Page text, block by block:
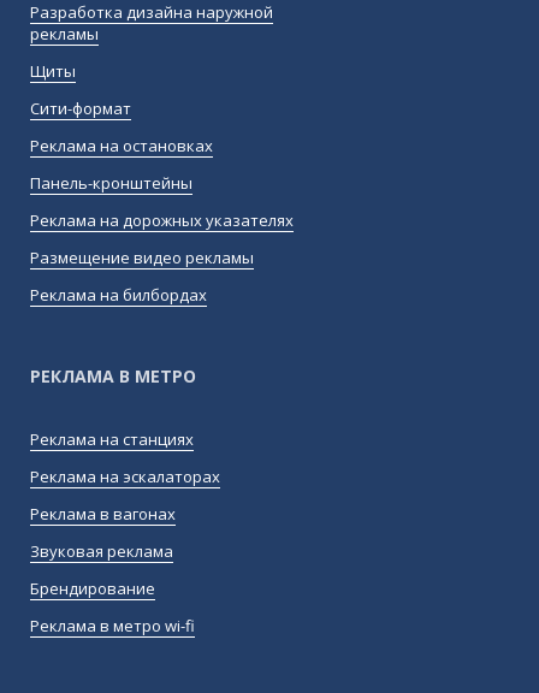
Разработка дизайна наружной
рекламы
Щиты
Сити-формат
Реклама на остановках
Панель-кронштейны
Реклама на дорожных указателях
Размещение видео рекламы
Реклама на билбордах
РЕКЛАМА В МЕТРО
Реклама на станциях
Реклама на эскалаторах
Реклама в вагонах
Звуковая реклама
Брендирование
Реклама в метро wi-fi